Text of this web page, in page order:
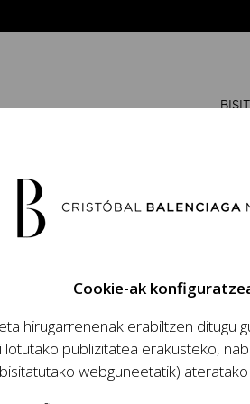
modaren
haren
Cookie-ak
hirugarrenenak erabiltzen ditugu
lotutako publizitatea erakusteko,
webguneetatik)